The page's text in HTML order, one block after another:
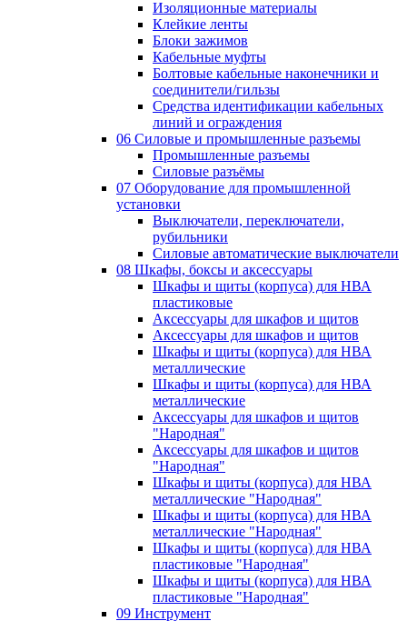
Изоляционные материалы
Клейкие ленты
Блоки зажимов
Кабельные муфты
Болтовые кабельные наконечники и
соединители/гильзы
Средства идентификации кабельных
линий и ограждения
06 Силовые и промышленные разъемы
Промышленные разъемы
Силовые разъёмы
07 Оборудование для промышленной
установки
Выключатели, переключатели,
рубильники
Силовые автоматические выключатели
08 Шкафы, боксы и аксессуары
Шкафы и щиты (корпуса) для НВА
пластиковые
Аксессуары для шкафов и щитов
Аксессуары для шкафов и щитов
Шкафы и щиты (корпуса) для НВА
металлические
Шкафы и щиты (корпуса) для НВА
металлические
Аксессуары для шкафов и щитов
"Народная"
Аксессуары для шкафов и щитов
"Народная"
Шкафы и щиты (корпуса) для НВА
металлические "Народная"
Шкафы и щиты (корпуса) для НВА
металлические "Народная"
Шкафы и щиты (корпуса) для НВА
пластиковые "Народная"
Шкафы и щиты (корпуса) для НВА
пластиковые "Народная"
09 Инструмент